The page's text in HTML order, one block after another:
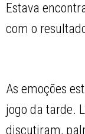
Estava
com o
As emoções
jogo da tarde.
discutiram,